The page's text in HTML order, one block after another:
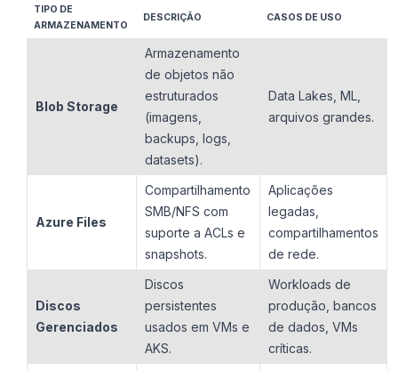
TIPO DE
ARMAZENAMENTO
DESCRIÇÃO CASOS DE USO
Blob Storage
Armazenamento
de objetos não
estruturados
(imagens,
backups, logs,
datasets).
Data Lakes, ML,
arquivos grandes.
Azure Files
Compartilhamento
SMB/NFS com
suporte a ACLs e
snapshots.
Aplicações
legadas,
compartilhamentos
de rede.
Discos
Gerenciados
Discos
persistentes
usados em VMs e
AKS.
Workloads de
produção, bancos
de dados, VMs
críticas.